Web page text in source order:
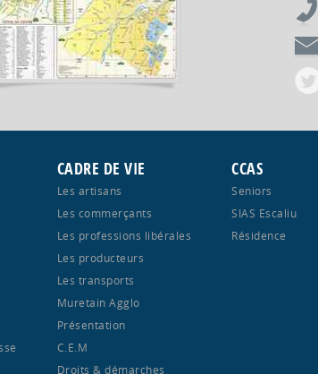
CADRE DE VIE
Les artisans
Les commerçants
Les professions libérales
Les producteurs
Les transports
Muretain Agglo
Présentation
C.E.M
Droits & démarches
CCAS
Seniors
SIAS Escaliu
Résidence